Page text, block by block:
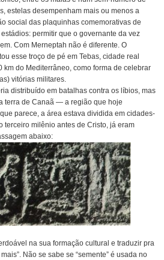
estelas desempenham mais ou menos a
social das plaquinhas comemorativas de
permitir que o governante da vez
Com Merneptah não é diferente. O
esse troço de pé em Tebas, cidade real
km do Mediterrâneo, como forma de celebrar
vitórias militares.
distribuído em batalhas contra os líbios, mas
terra de Canaã — a região que hoje
parece, a área estava dividida em cidades-
terceiro milênio antes de Cristo, já eram
abaixo:
na sua formação cultural e traduzir pra
Não se sabe se “semente” é usada no